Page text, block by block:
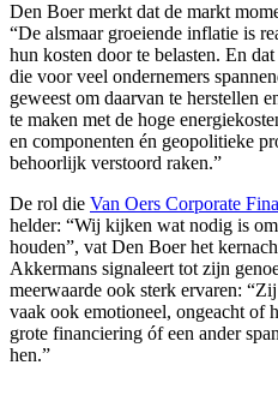
Den Boer merkt dat de markt
“De alsmaar groeiende inflatie is
hun kosten door te belasten. En
die voor veel ondernemers
geweest om daarvan te herstellen
te maken met de hoge
en componenten én geopolitieke
behoorlijk verstoord raken.”
De rol die Van Oers Corporate
helder: “Wij kijken wat nodig is
houden”, vat Den Boer het
Akkermans signaleert tot zijn
meerwaarde ook sterk ervaren:
vaak ook emotioneel, ongeacht of
grote financiering óf een ander
hen.”